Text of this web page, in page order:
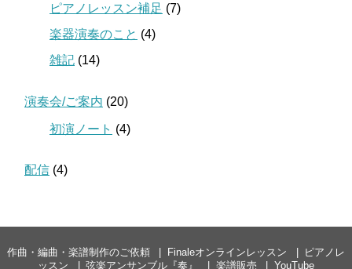
ピアノレッスン補足 (7)
楽器演奏のこと (4)
雑記 (14)
演奏会/ご案内 (20)
初演ノート (4)
配信 (4)
作曲・編曲・楽譜制作のご依頼 Finaleオンラインレッスン
ピアノレ
ッスン
弦楽アンサンブル『奏』 楽譜販売 YouTube